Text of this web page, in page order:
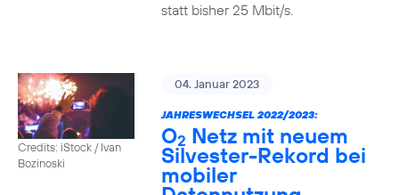
statt bisher 25 Mbit/s.
Credits: iStock / Ivan
Bozinoski
04. Januar 2023
JAHRESWECHSEL 2022/2023:
O2 Netz mit neuem
Silvester-Rekord bei
mobiler